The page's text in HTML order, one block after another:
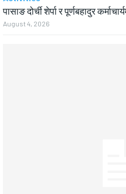
पासाङ दोर्ची शेर्पा र पूर्णबहादुर
August 4, 2026